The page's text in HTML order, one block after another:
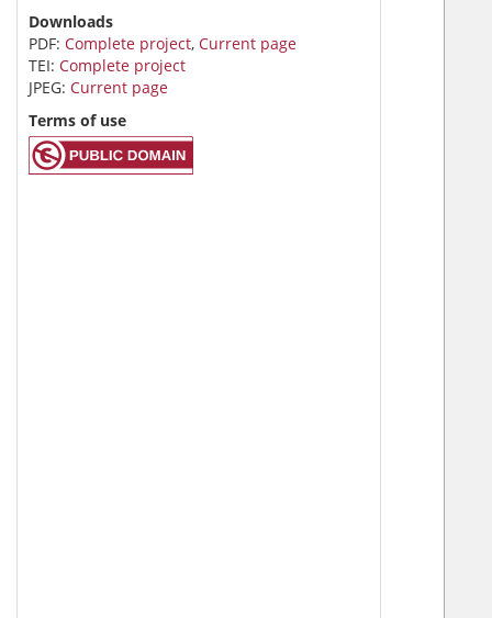
Downloads
PDF: Complete project, Current page
TEI: Complete project
JPEG: Current page
Terms of use